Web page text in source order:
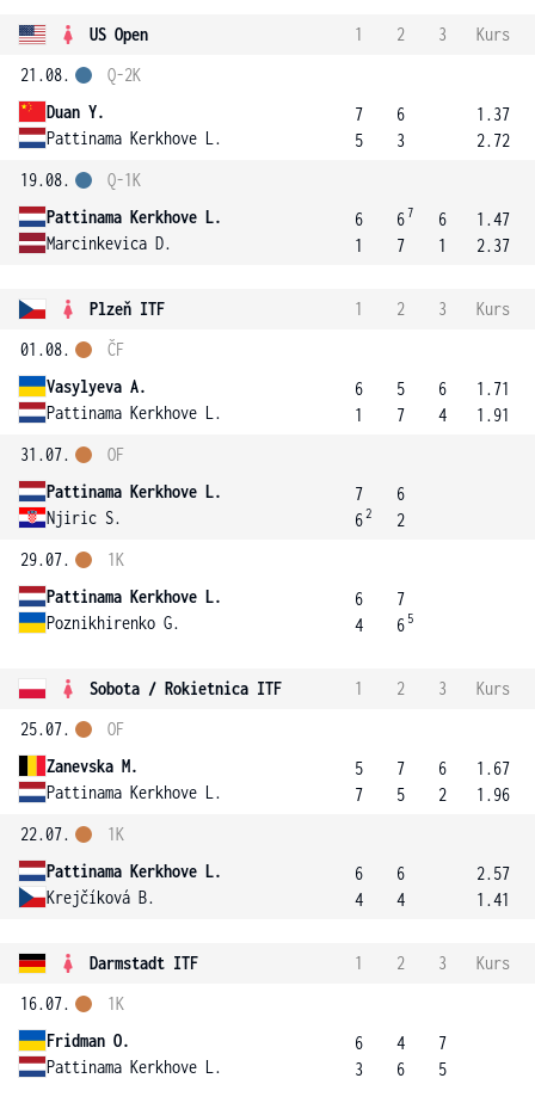
US Open 1 2 3
Kurs
21.08.
Duan Y.
Pattinama Kerkhove L.
Q-2K
7
5
6
3
1.37
2.72
19.08.
Pattinama Kerkhove L.
Marcinkevica D.
Q-1K
6
1
67
7
6
1
1.47
2.37
Plzeň ITF 1 2 3
Kurs
01.08.
Vasylyeva A.
Pattinama Kerkhove L.
ČF
6
1
5
7
6
4
1.71
1.91
31.07.
Pattinama Kerkhove L.
Njiric S.
OF
7
62
6
2
29.07.
Pattinama Kerkhove L.
Poznikhirenko G.
1K
6
4
7
6 5
Sobota / Rokietnica ITF 1 2 3
Kurs
25.07.
Zanevska M.
Pattinama Kerkhove L.
OF
5
7
7
5
6
2
1.67
1.96
22.07.
Pattinama Kerkhove L.
Krejčíková B.
1K
6
4
6
4
2.57
1.41
Darmstadt ITF 1 2 3
Kurs
16.07.
Fridman O.
Pattinama Kerkhove L.
1K
6
3
4
6
7
5